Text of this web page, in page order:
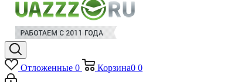
Отложенные 0 Корзина0 0